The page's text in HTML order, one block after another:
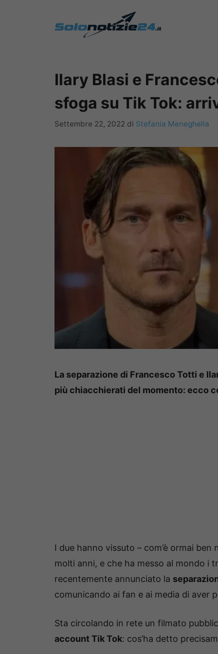
Ilary Blasi e
sfoga su Tik Tok:
Settembre 22, 2022 di Stefania Meneghella
La separazione di Francesco Totti e
più chiacchierati del momento: ecco
I due hanno vissuto – com’è ormai ben
molti anni, e che ha messo al mondo i
recentemente annunciato la
comunicando ai fan e ai media di aver
Sta circolando in rete un filmato
account Tik Tok: cos’ha detto